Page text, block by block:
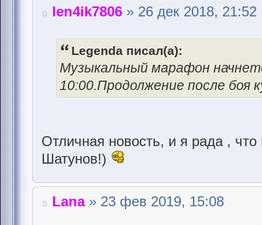
len4ik7806 » 26 дек 2018, 21:52
Legenda писал(а):
Музыкальный марафон
10:00.Продолжение после боя
Отличная новость, и я рада ,
Шатунов!)
Lana» 23 фев 2019, 15:08